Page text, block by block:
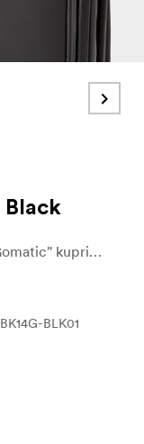
Black
Nešiokitės kasdienius daiktus su14L "Gomatic" kuprine. Stilingoje ir lengvoje kuprinėje yra pakankamai vietos įrenginiams, įrangai ir kitiems daiktams. Su šia kuprine lengva keliauti tiek kasdien važiuojant į darbą, tiek vykstant į ilgesnę kelionę.
BLK01